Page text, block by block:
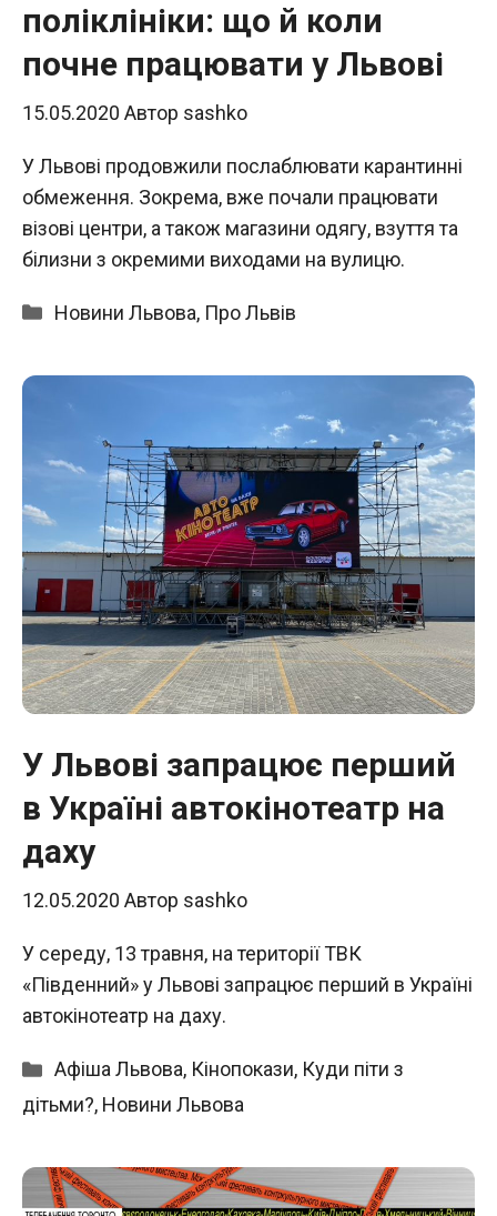
поліклініки: що й коли
почне працювати у Львові
15.05.2020 Автор sashko
У Львові продовжили послаблювати карантинні
обмеження. Зокрема, вже почали працювати
візові центри, а також магазини одягу, взуття та
білизни з окремими виходами на вулицю.
Категорії
Новини Львова, Про Львів
У Львові запрацює перший
в Україні автокінотеатр на
даху
12.05.2020 Автор sashko
У середу, 13 травня, на території ТВК
«Південний» у Львові запрацює перший в Україні
автокінотеатр на даху.
Категорії
Афіша Львова, Кінопокази, Куди піти з
дітьми?, Новини Львова